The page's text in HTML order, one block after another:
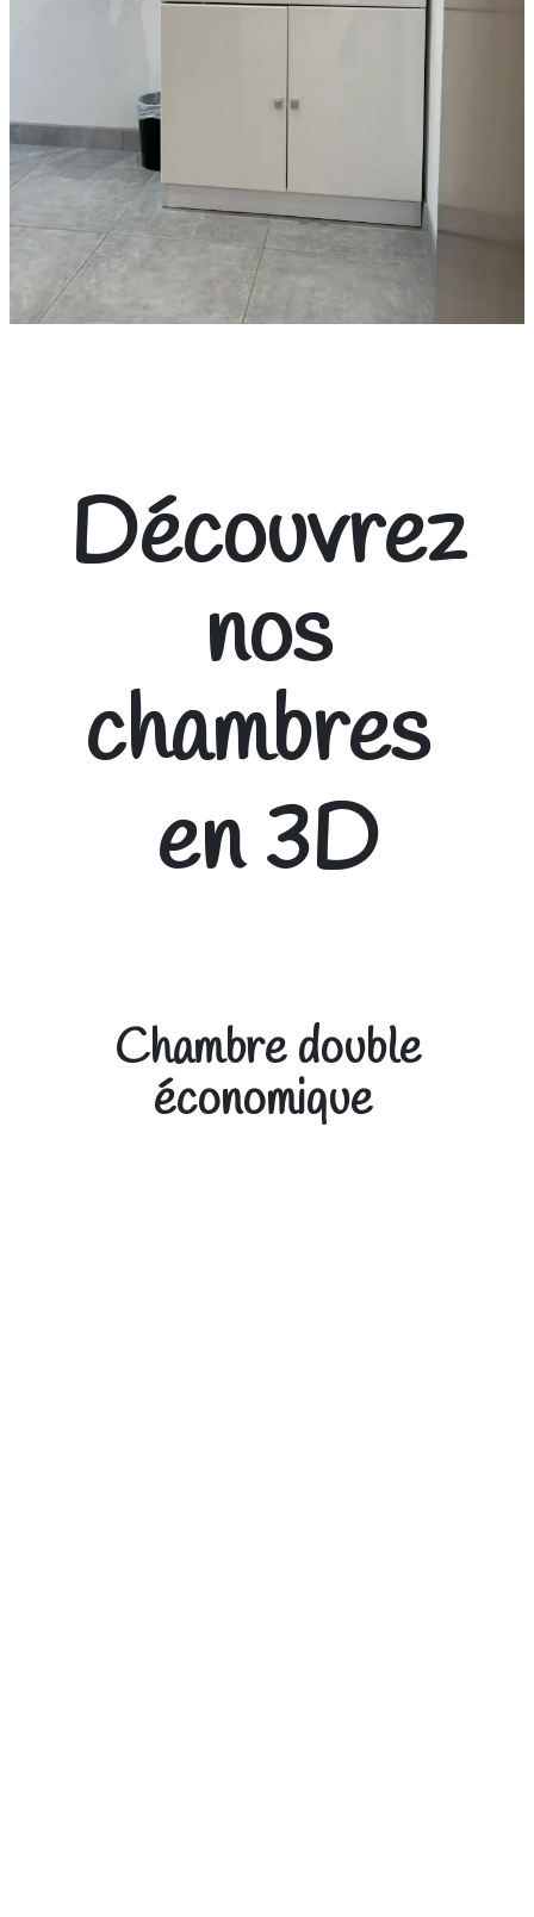
Découvrez
nos
chambres
en 3D
Chambre double
économique